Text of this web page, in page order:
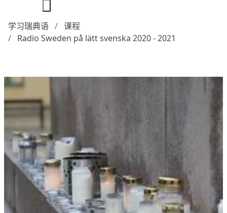
学习瑞典语
课程
Radio Sweden på lätt svenska 2020 - 2021